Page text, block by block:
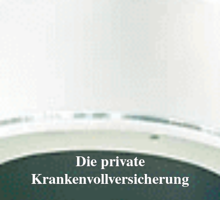
Die private
Krankenvollversicherung